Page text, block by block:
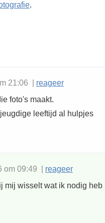
.
21:06 | reageer
foto's maakt.
leeftijd al hulpjes
om 09:49 | reageer
mij wisselt wat ik nodig heb